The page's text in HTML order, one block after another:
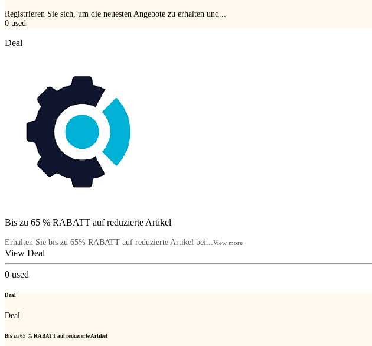
Registrieren Sie sich, um die neuesten Angebote zu erhalten und...
0 used
Deal
Bis zu 65 % RABATT auf reduzierte Artikel
Erhalten Sie bis zu 65% RABATT auf reduzierte Artikel bei...View more
View Deal
0 used
Deal
Deal
Bis zu 65 % RABATT auf reduzierte Artikel